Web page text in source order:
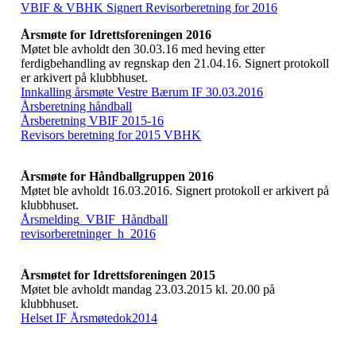
VBIF & VBHK Signert Revisorberetning for 2016
Årsmøte for Idrettsforeningen 2016
Møtet ble avholdt den 30.03.16 med heving etter
ferdigbehandling av regnskap den 21.04.16. Signert protokoll
er arkivert på klubbhuset.
Innkalling årsmøte Vestre Bærum IF 30.03.2016
Årsberetning håndball
Årsberetning VBIF 2015-16
Revisors beretning for 2015 VBHK
Årsmøte for Håndballgruppen 2016
Møtet ble avholdt 16.03.2016. Signert protokoll er arkivert på
klubbhuset.
Årsmelding_VBIF_Håndball
revisorberetninger_h_2016
Årsmøtet for Idrettsforeningen 2015
Møtet ble avholdt mandag 23.03.2015 kl. 20.00 på
klubbhuset.
Helset IF Årsmøtedok2014